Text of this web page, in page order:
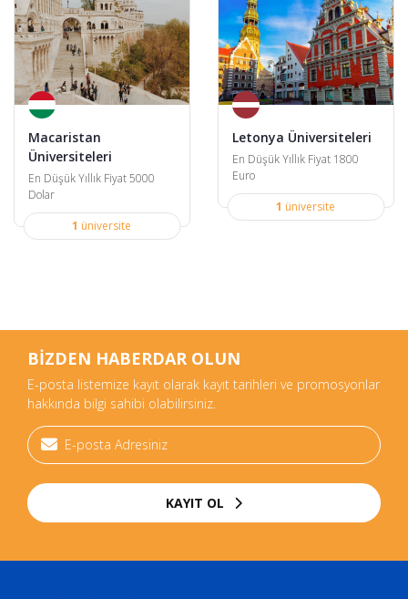
Macaristan
Üniversiteleri
En Düşük Yıllık Fiyat 5000
Dolar
1 üniversite
Letonya Üniversiteleri
En Düşük Yıllık Fiyat 1800
Euro
1 üniversite
BİZDEN HABERDAR OLUN
E-posta listemize kayıt olarak kayıt tarihleri ve promosyonlar
hakkında bilgi sahibi olabilirsiniz.
KAYIT OL